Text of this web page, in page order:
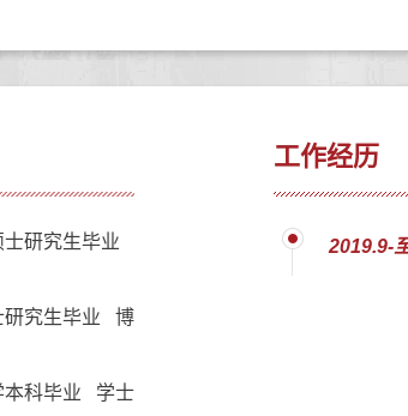
研究生毕业
究生毕业 博
科毕业 学士
工作经历
2019.9-